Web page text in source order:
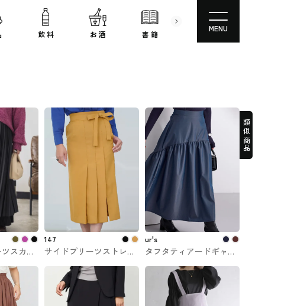
飲 料 お 酒 書 籍 文房具
MENU
類似商品
スカー
147
サイドプリーツストレー
トスカート 147
ichi_yon_nana
ur's
タフタティアードギャザ
ースカート ur's #スカー